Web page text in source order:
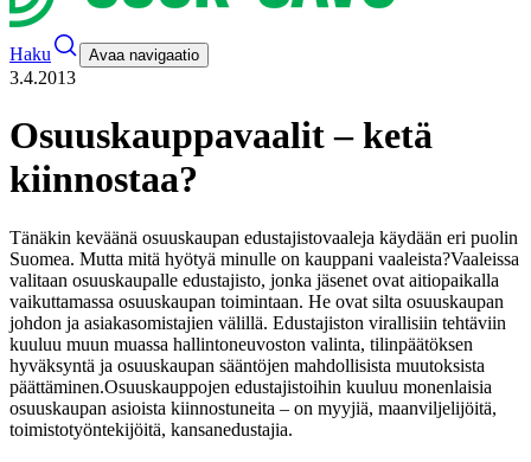
Haku Avaa navigaatio
3.4.2013
Osuuskauppavaalit – ketä
kiinnostaa?
Tänäkin keväänä osuuskaupan edustajistovaaleja käydään eri puolin
Suomea. Mutta mitä hyötyä minulle on kauppani vaaleista?Vaaleissa
valitaan osuuskaupalle edustajisto, jonka jäsenet ovat aitiopaikalla
vaikuttamassa osuuskaupan toimintaan. He ovat silta osuuskaupan
johdon ja asiakasomistajien välillä. Edustajiston virallisiin tehtäviin
kuuluu muun muassa hallintoneuvoston valinta, tilinpäätöksen
hyväksyntä ja osuuskaupan sääntöjen mahdollisista muutoksista
päättäminen.Osuuskauppojen edustajistoihin kuuluu monenlaisia
osuuskaupan asioista kiinnostuneita – on myyjiä, maanviljelijöitä,
toimistotyöntekijöitä, kansanedustajia.